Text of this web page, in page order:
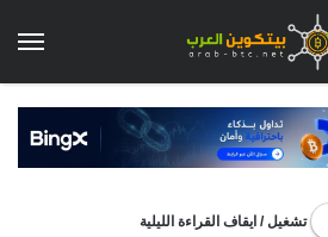
تشغيل / ايقاف القراءة الليلية